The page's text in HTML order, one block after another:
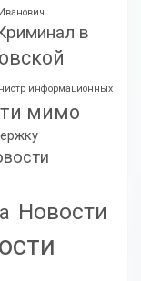
в
информационных
мимо
Новости